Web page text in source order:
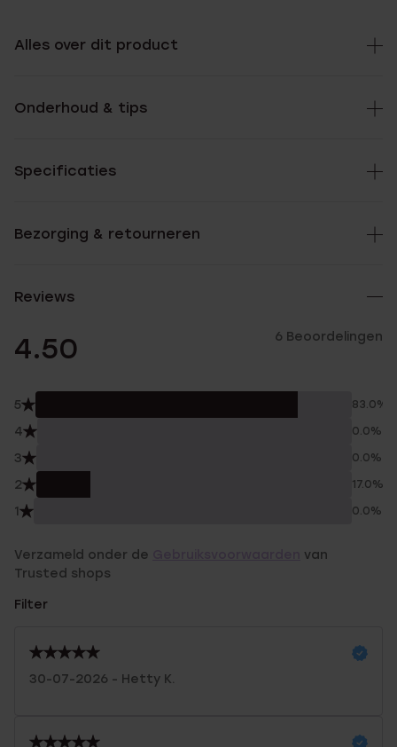
Alles over dit product
Onderhoud & tips
Specificaties
Bezorging & retourneren
Reviews
4.50 6 Beoordelingen
5 83.0%
4 0.0%
3 0.0%
2 17.0%
1 0.0%
Verzameld onder de
van
Trusted shops
Filter
30-07-2026 - Hetty K.